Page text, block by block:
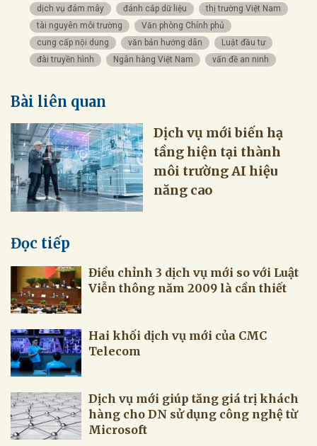
dịch vụ đám mây
đánh cắp dữ liệu
thị trường Việt Nam
tài nguyên môi trường
Văn phòng Chính phủ
cung cấp nội dung
văn bản hướng dẫn
Luật đầu tư
đài truyền hình
Ngân hàng Việt Nam vấn đề an ninh
Bài liên quan
Dịch vụ mới biến hạ
tầng hiện tại thành
môi trường AI hiệu
năng cao
Đọc tiếp
Điều chỉnh 3 dịch vụ mới so với Luật
Viễn thông năm 2009 là cần thiết
Hai khối dịch vụ mới của CMC
Telecom
Dịch vụ mới giúp tăng giá trị khách
hàng cho DN sử dụng công nghệ từ
Microsoft